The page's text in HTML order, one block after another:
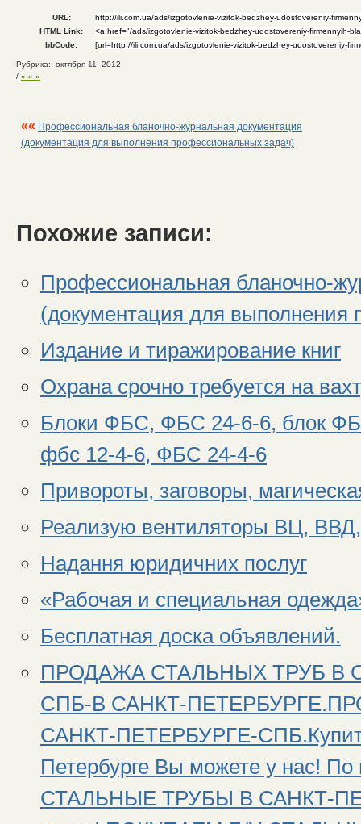
URL:
HTML Link:
bbCode:
Рубрика: октября 11, 2012.
/ » » »
«« Профессиональная бланочно-журнальная документация
(документация для выполнения профессиональных задач)
Похожие записи:
Профессиональная бланочно-
(документация для выполнения
Издание и тиражирование книг
Охрана срочно требуется на
Блоки ФБС, ФБС 24-6-6, блок
фбс 12-4-6, ФБС 24-4-6
Привороты, заговоры,
Реализую вентиляторы ВЦ,
Надання юридичних послуг
«Рабочая и специальная
Бесплатная доска объявлений.
ПРОДАЖА СТАЛЬНЫХ ТРУБ В
СПБ-В САНКТ-
САНКТ-ПЕТЕРБУРГЕ-
Петербурге Вы можете у нас!
СТАЛЬНЫЕ ТРУБЫ В САНКТ-